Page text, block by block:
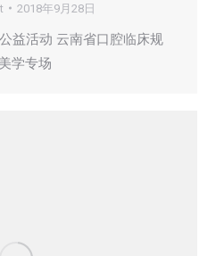
2018年9月28日
益活动 云南省口腔临床规
学专场